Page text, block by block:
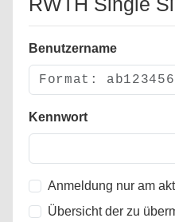
Benutzername
Kennwort
Anmeldung nur am
Übersicht der zu